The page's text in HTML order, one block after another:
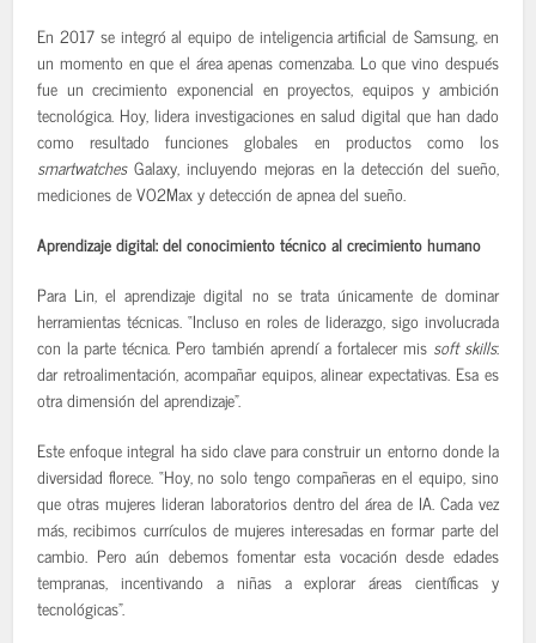
En 2017 se integró al equipo de inteligencia artificial de Samsung, en
un momento en que el área apenas comenzaba. Lo que vino después
fue un crecimiento exponencial en proyectos, equipos y ambición
tecnológica. Hoy, lidera investigaciones en salud digital que han dado
como resultado funciones globales en productos como los
smartwatchesGalaxy, incluyendo mejoras en la detección del sueño,
mediciones de VO2Max y detección de apnea del sueño.
Aprendizaje digital: del conocimiento técnico al crecimiento humano
Para Lin, el aprendizaje digital no se trata únicamente de dominar
herramientas técnicas. “Incluso en roles de liderazgo, sigo involucrada
con la parte técnica. Pero también aprendí a fortalecer mis soft skills:
dar retroalimentación, acompañar equipos, alinear expectativas. Esa es
otra dimensión del aprendizaje”.
Este enfoque integral ha sido clave para construir un entorno donde la
diversidad florece. “Hoy, no solo tengo compañeras en el equipo, sino
que otras mujeres lideran laboratorios dentro del área de IA. Cada vez
más, recibimos currículos de mujeres interesadas en formar parte del
cambio. Pero aún debemos fomentar esta vocación desde edades
tempranas, incentivando a niñas a explorar áreas científicas y
tecnológicas”.